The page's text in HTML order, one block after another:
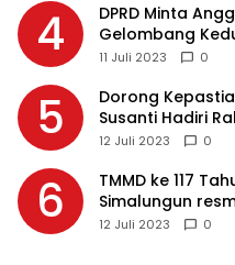
4
DPRD Minta
Gelombang
Masing-masing,
11 Juli 2023 0
5
Dorong
Susanti Hadiri
Makassar
12 Juli 2023 0
6
TMMD ke 117
Simalungun
12 Juli 2023 0